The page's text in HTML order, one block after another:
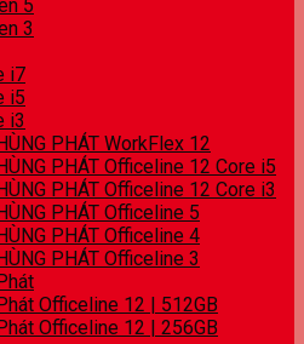
5
3
i7
i5
i3
PHÁT WorkFlex 12
PHÁT Officeline 12 Core i5
PHÁT Officeline 12 Core i3
PHÁT Officeline 5
PHÁT Officeline 4
PHÁT Officeline 3
Officeline 12 | 512GB
Officeline 12 | 256GB